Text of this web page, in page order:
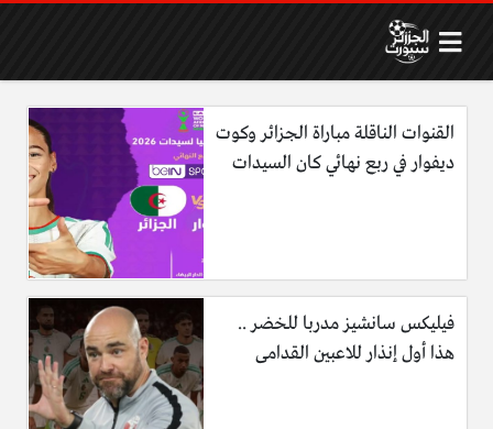
القنوات الناقلة مباراة الجزائر وكوت
ديفوار في ربع نهائي كان السيدات
فيليكس سانشيز مدربا للخضر ..
هذا أول إنذار للاعبين القدامى